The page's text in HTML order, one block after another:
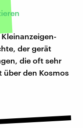
der gerät
die oft sehr
über den Kosmos